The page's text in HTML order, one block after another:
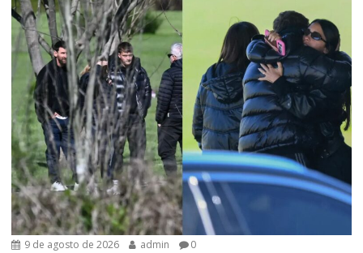
9 de agosto de 2026 admin 0